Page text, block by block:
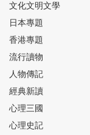
⑭
文化文明文學
日本專題
香港專題
流行讀物
人物傳記
經典新讀
心理三國
心理史記